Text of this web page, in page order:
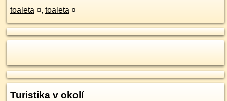
toaleta ¤, toaleta ¤
Turistika v okolí